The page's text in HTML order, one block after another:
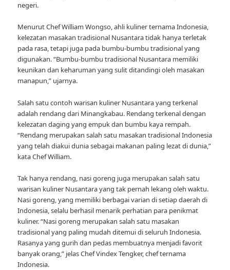
negeri.
Menurut Chef William Wongso, ahli kuliner ternama Indonesia,
kelezatan masakan tradisional Nusantara tidak hanya terletak
pada rasa, tetapi juga pada bumbu-bumbu tradisional yang
digunakan. “Bumbu-bumbu tradisional Nusantara memiliki
keunikan dan keharuman yang sulit ditandingi oleh masakan
manapun,” ujarnya.
Salah satu contoh warisan kuliner Nusantara yang terkenal
adalah rendang dari Minangkabau. Rendang terkenal dengan
kelezatan daging yang empuk dan bumbu kaya rempah.
“Rendang merupakan salah satu masakan tradisional Indonesia
yang telah diakui dunia sebagai makanan paling lezat di dunia,”
kata Chef William.
Tak hanya rendang, nasi goreng juga merupakan salah satu
warisan kuliner Nusantara yang tak pernah lekang oleh waktu.
Nasi goreng, yang memiliki berbagai varian di setiap daerah di
Indonesia, selalu berhasil menarik perhatian para penikmat
kuliner. “Nasi goreng merupakan salah satu masakan
tradisional yang paling mudah ditemui di seluruh Indonesia.
Rasanya yang gurih dan pedas membuatnya menjadi favorit
banyak orang,” jelas Chef Vindex Tengker, chef ternama
Indonesia.